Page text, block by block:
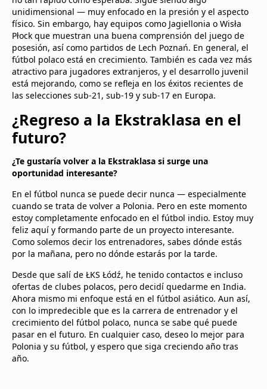
unidimensional — muy enfocado en la presión y el aspecto
físico. Sin embargo, hay equipos como Jagiellonia o Wisła
Płock que muestran una buena comprensión del juego de
posesión, así como partidos de Lech Poznań. En general, el
fútbol polaco está en crecimiento. También es cada vez más
atractivo para jugadores extranjeros, y el desarrollo juvenil
está mejorando, como se refleja en los éxitos recientes de
las selecciones sub-21, sub-19 y sub-17 en Europa.
¿Regreso a la Ekstraklasa en el
futuro?
¿Te gustaría volver a la Ekstraklasa si surge una
oportunidad interesante?
En el fútbol nunca se puede decir nunca — especialmente
cuando se trata de volver a Polonia. Pero en este momento
estoy completamente enfocado en el fútbol indio. Estoy muy
feliz aquí y formando parte de un proyecto interesante.
Como solemos decir los entrenadores, sabes dónde estás
por la mañana, pero no dónde estarás por la tarde.
Desde que salí de ŁKS Łódź, he tenido contactos e incluso
ofertas de clubes polacos, pero decidí quedarme en India.
Ahora mismo mi enfoque está en el fútbol asiático. Aun así,
con lo impredecible que es la carrera de entrenador y el
crecimiento del fútbol polaco, nunca se sabe qué puede
pasar en el futuro. En cualquier caso, deseo lo mejor para
Polonia y su fútbol, y espero que siga creciendo año tras
año.